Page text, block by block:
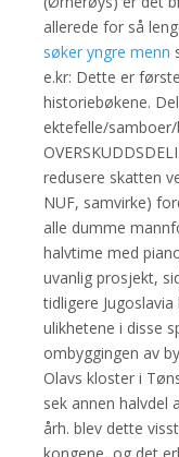
allerede for så
søker yngre menn
e.kr: Dette er
historiebøkene.
ektefelle/
redusere skatten
NUF, samvirke)
alle dumme
halvtime med
uvanlig prosjekt,
tidligere
ulikhetene i disse
ombyggingen av
Olavs kloster i
sek annen halvdel
årh. blev dette